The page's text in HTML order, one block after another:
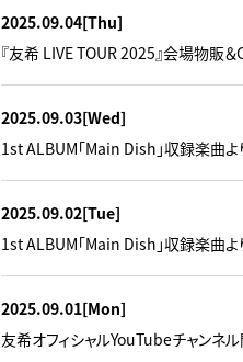
2025.09.04[Thu]
『友希 LIVE TOUR 2025』会場物販
2025.09.03[Wed]
1st ALBUM「Main Dish」収録楽曲よ
2025.09.02[Tue]
1st ALBUM「Main Dish」収録楽曲より
2025.09.01[Mon]
友希オフィシャルYouTubeチャンネル